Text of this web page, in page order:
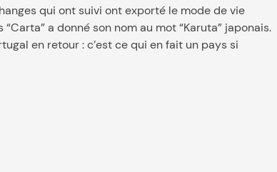
qui ont suivi ont exporté le mode de vie
a donné son nom au mot “Karuta” japonais.
en retour : c’est ce qui en fait un pays si